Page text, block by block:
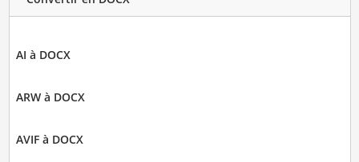
AI à DOCX
ARW à DOCX
AVIF à DOCX